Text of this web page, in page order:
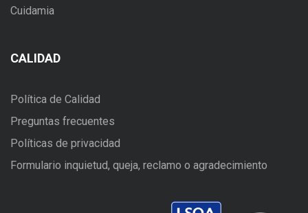
Cuidamia
CALIDAD
Política de Calidad
Preguntas frecuentes
Políticas de privacidad
Formulario inquietud, queja, reclamo o agradecimiento